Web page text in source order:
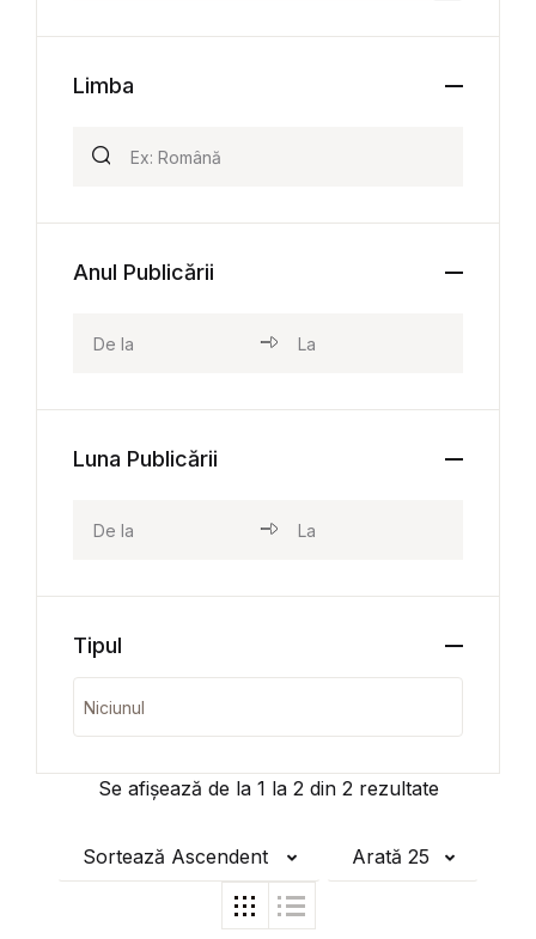
Se afișează de la 1 la 2din 2rezultate
Sortează Ascendent Arată 25
Limba
Anul Publicării
Luna Publicării
Tipul